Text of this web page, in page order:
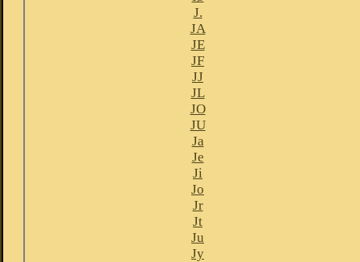
J.
JA
JE
JF
JJ
JL
JO
JU
Ja
Je
Ji
Jo
Jr
Jt
Ju
Jy